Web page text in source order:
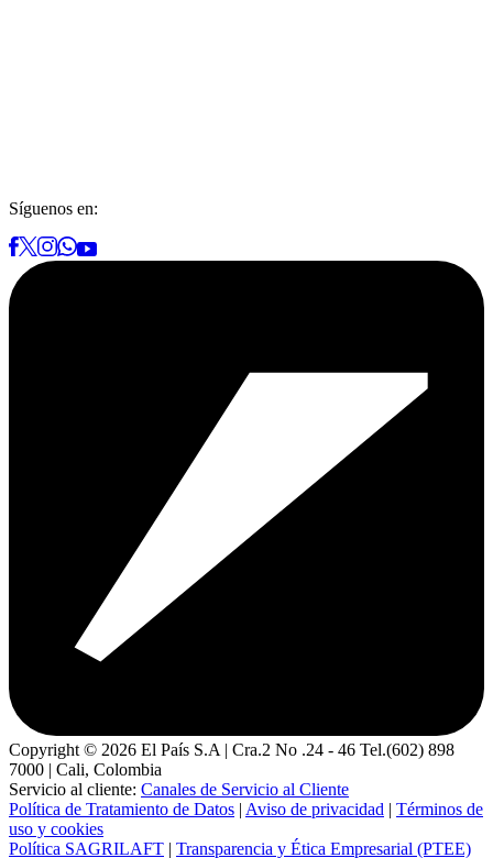
Síguenos en:
Copyright © 2026 El País S.A | Cra.2 No .24 - 46 Tel.(602) 898
7000 | Cali, Colombia
Servicio al cliente: Canales de Servicio al Cliente
Política de Tratamiento de Datos | Aviso de privacidad | Términos de
uso y cookies
Política SAGRILAFT | Transparencia y Ética Empresarial (PTEE)